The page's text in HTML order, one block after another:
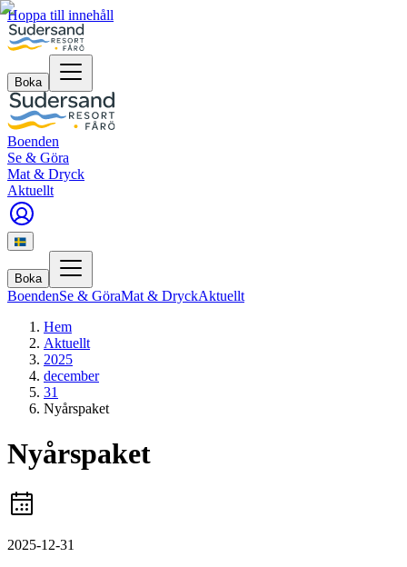
Hoppa till innehåll
Boka
Boenden
Se & Göra
Mat & Dryck
Aktuellt
Boka
BoendenSe & GöraMat & DryckAktuellt
Hem
Aktuellt
2025
december
31
Nyårspaket
Nyårspaket
2025-12-31